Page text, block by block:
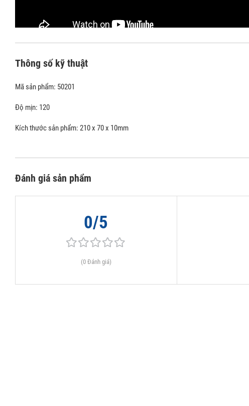
Thông số kỹ thuật
Mã sản phẩm: 50201
Độ mịn: 120
Kích thước sản phẩm: 210 x 70 x 10mm
Đánh giá sản phẩm
0/5
(0 Đánh giá)